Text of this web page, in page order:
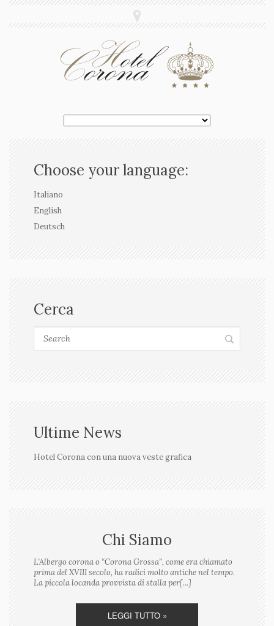
Choose your language:
Italiano
English
Deutsch
Cerca
Ultime News
Hotel Corona con una nuova veste grafica
Chi Siamo
L’Albergo corona o “Corona Grossa”, come era chiamato
prima del XVIII secolo, ha radici molto antiche nel tempo.
La piccola locanda provvista di stalla per[...]
LEGGI TUTTO »